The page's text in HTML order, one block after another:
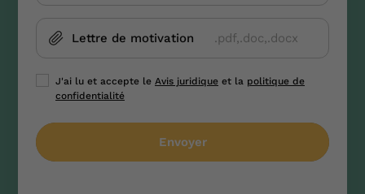
Lettre de motivation .pdf,.doc,.docx
J'ai lu et accepte le Avis juridique et la politique de
confidentialité
Envoyer